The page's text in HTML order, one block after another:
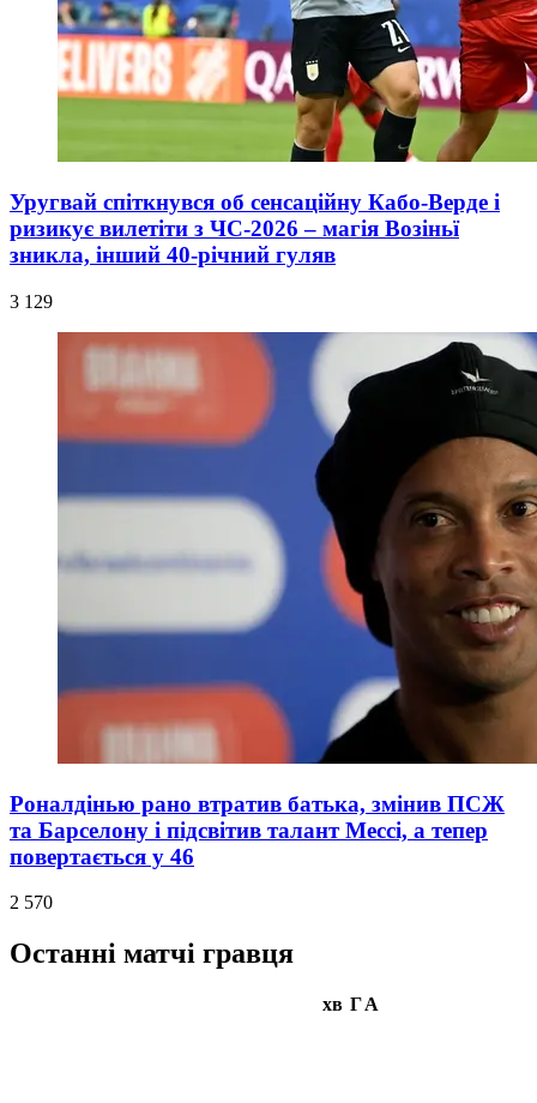
Уругвай спіткнувся об сенсаційну Кабо-Верде і
ризикує вилетіти з ЧС-2026 – магія Возіньї
зникла, інший 40-річний гуляв
3 129
Роналдінью рано втратив батька, змінив ПСЖ
та Барселону і підсвітив талант Мессі, а тепер
повертається у 46
2 570
Останні матчі гравця
хв ГА